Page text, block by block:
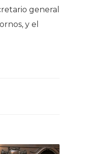
general
y el